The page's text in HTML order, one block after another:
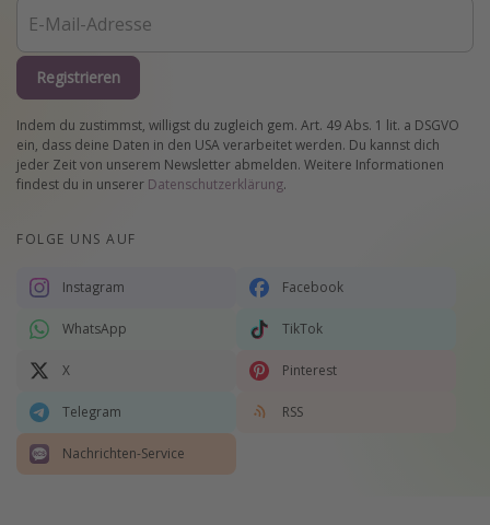
Registrieren
Indem du zustimmst, willigst du zugleich gem. Art. 49 Abs. 1 lit. a DSGVO
ein, dass deine Daten in den USA verarbeitet werden. Du kannst dich
jeder Zeit von unserem Newsletter abmelden. Weitere Informationen
findest du in unserer Datenschutzerklärung.
FOLGE UNS AUF
Instagram Facebook
WhatsApp TikTok
X Pinterest
Telegram RSS
Nachrichten-Service